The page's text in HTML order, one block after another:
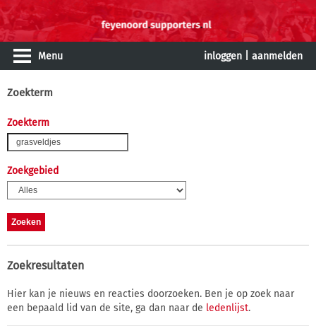
Menu inloggen aanmelden
Zoekterm
Zoekterm
Zoekgebied
Zoekresultaten
Hier kan je nieuws en reacties doorzoeken. Ben je op zoek naar
een bepaald lid van de site, ga dan naar de ledenlijst.